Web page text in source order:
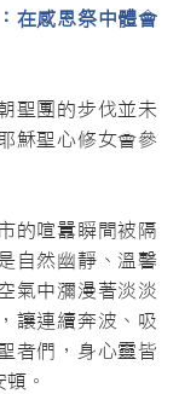
在感恩祭中體會
聖團的步伐並未
穌聖心修女會參
的喧囂瞬間被隔
自然幽靜、溫馨
氣中瀰漫著淡淡
讓連續奔波、吸
者們，身心靈皆
。